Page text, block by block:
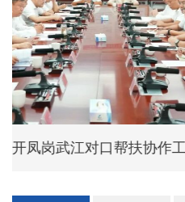
区领导开展“夏